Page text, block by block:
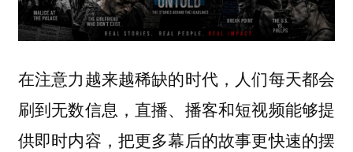
在注意力越来越稀缺的时代，人们每天都会
刷到无数信息，直播、播客和短视频能够提
供即时内容，把更多幕后的故事更快速的摆